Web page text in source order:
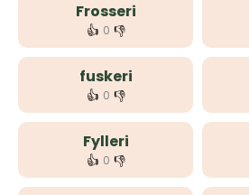
Frosseri
👍 0 👎
fuskeri
👍 0 👎
Fylleri
👍 0 👎